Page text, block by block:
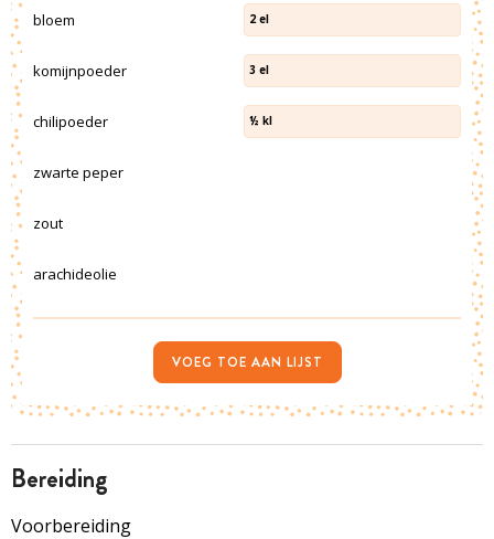
bereiding
Voorbereiding
bloem 2 el
komijnpoeder 3 el
chilipoeder ½ kl
zwarte peper
zout
arachideolie
VOEG TOE AAN LIJST